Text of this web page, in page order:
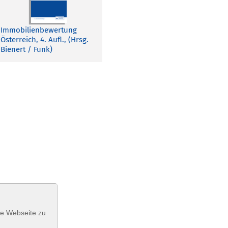
Immobilienbewertung
Österreich, 4. Aufl., (Hrsg.
Bienert / Funk)
Webseite zu